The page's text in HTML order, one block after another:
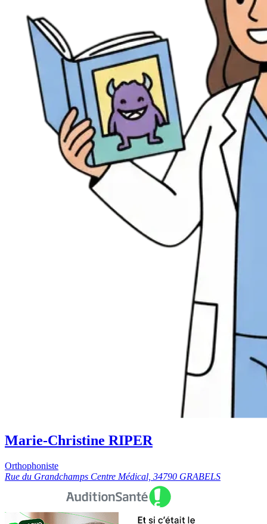
Marie-Christine RIPER
Orthophoniste
Rue du Grandchamps Centre Médical, 34790 GRABELS